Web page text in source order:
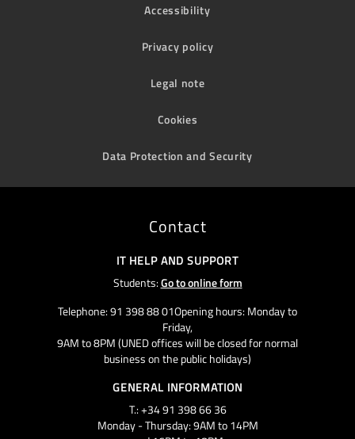
Accessibility
Privacy policy
Legal note
Cookies
Data Protection and Security
Contact
IT HELP AND SUPPORT
Students:Go to online form
Telephone: 91 398 88 01Opening hours: Monday to
Friday,
9AM to 8PM (UNED offices will be closed for normal
business on the public holidays)
GENERAL INFORMATION
T.: +34 91 398 66 36
Monday - Thursday: 9AM to 14PM